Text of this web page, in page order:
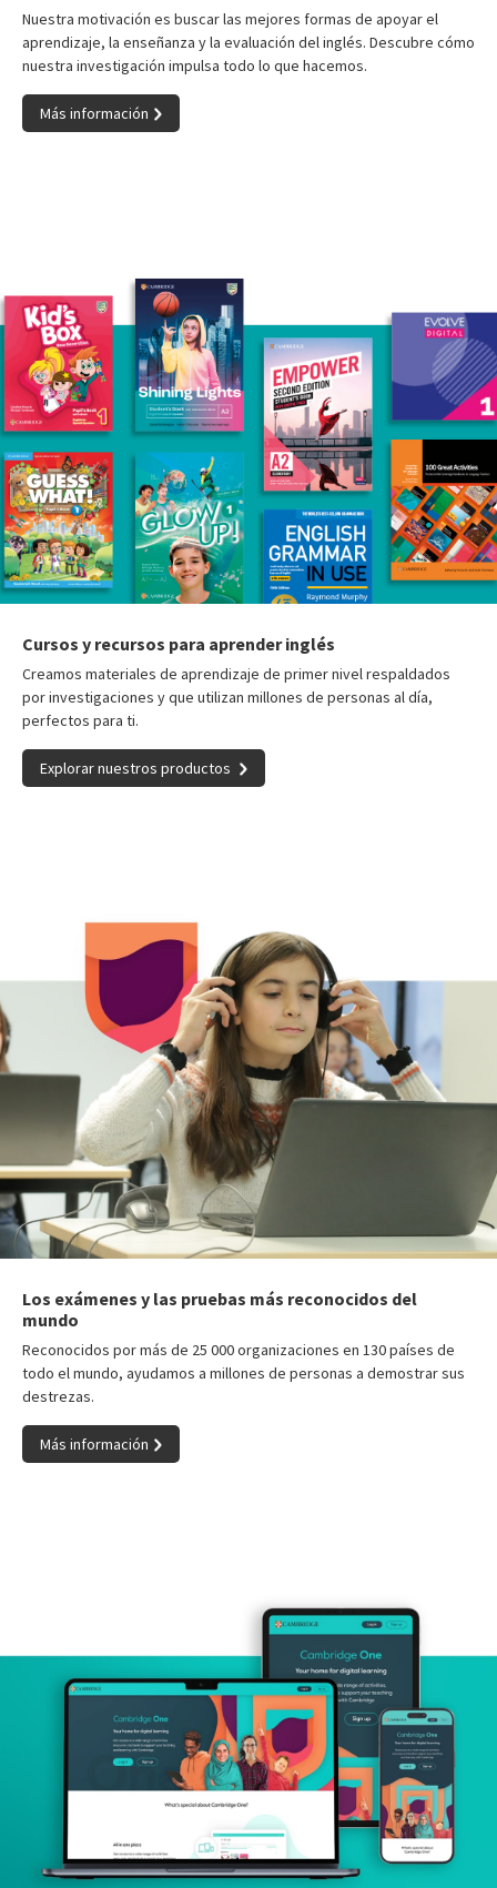
Nuestra motivación es buscar las mejores formas de apoyar el
aprendizaje, la enseñanza y la evaluación del inglés. Descubre cómo
nuestra investigación impulsa todo lo que hacemos.
Más información
Cursos y recursos para aprender inglés
Creamos materiales de aprendizaje de primer nivel respaldados
por investigaciones y que utilizan millones de personas al día,
perfectos para ti.
Explorar nuestros productos
Los exámenes y las pruebas más reconocidos del
mundo
Reconocidos por más de 25 000 organizaciones en 130 países de
todo el mundo, ayudamos a millones de personas a demostrar sus
destrezas.
Más información